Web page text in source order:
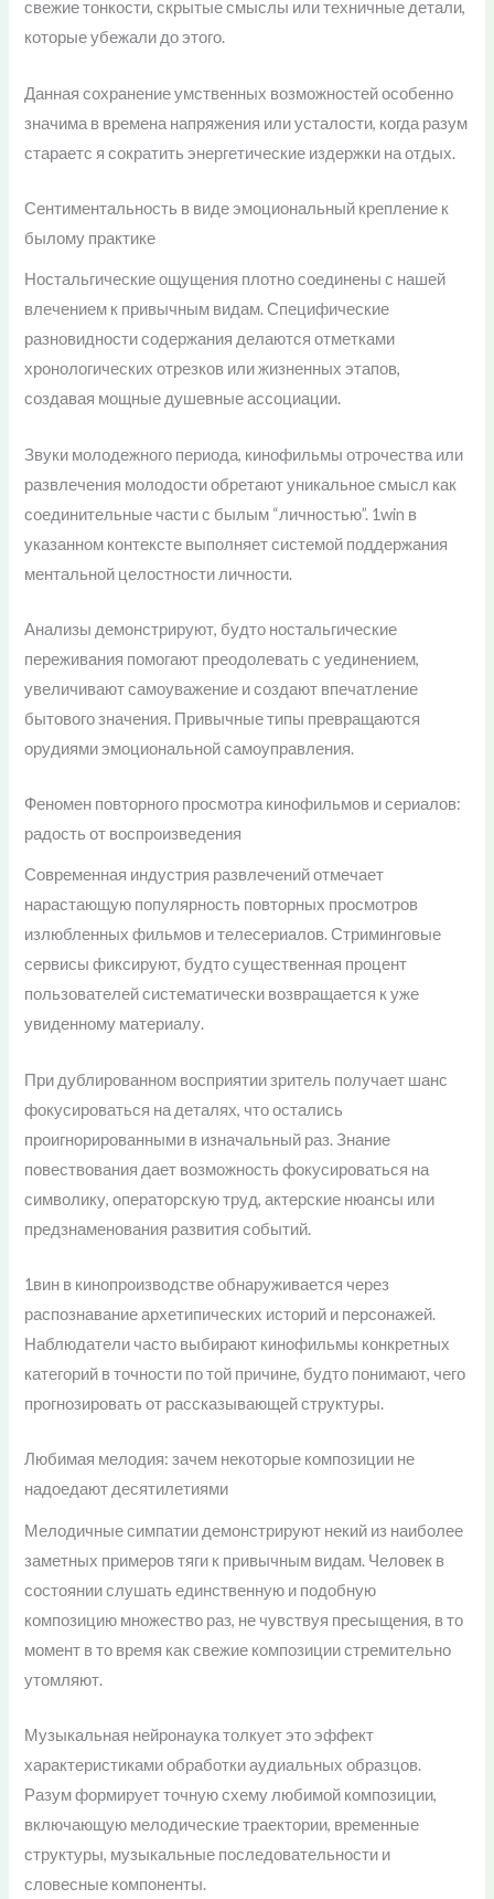
свежие тонкости, скрытые смыслы или техничные детали,
которые убежали до этого.
Данная сохранение умственных возможностей особенно
значима в времена напряжения или усталости, когда разум
стараетс я сократить энергетические издержки на отдых.
Сентиментальность в виде эмоциональный крепление к
былому практике
Ностальгические ощущения плотно соединены с нашей
влечением к привычным видам. Специфические
разновидности содержания делаются отметками
хронологических отрезков или жизненных этапов,
создавая мощные душевные ассоциации.
Звуки молодежного периода, кинофильмы отрочества или
развлечения молодости обретают уникальное смысл как
соединительные части с былым “личностью”. 1win в
указанном контексте выполняет системой поддержания
ментальной целостности личности.
Анализы демонстрируют, будто ностальгические
переживания помогают преодолевать с уединением,
увеличивают самоуважение и создают впечатление
бытового значения. Привычные типы превращаются
орудиями эмоциональной самоуправления.
Феномен повторного просмотра кинофильмов и сериалов:
радость от воспроизведения
Современная индустрия развлечений отмечает
нарастающую популярность повторных просмотров
излюбленных фильмов и телесериалов. Стриминговые
сервисы фиксируют, будто существенная процент
пользователей систематически возвращается к уже
увиденному материалу.
При дублированном восприятии зритель получает шанс
фокусироваться на деталях, что остались
проигнорированными в изначальный раз. Знание
повествования дает возможность фокусироваться на
символику, операторскую труд, актерские нюансы или
предзнаменования развития событий.
1вин в кинопроизводстве обнаруживается через
распознавание архетипических историй и персонажей.
Наблюдатели часто выбирают кинофильмы конкретных
категорий в точности по той причине, будто понимают, чего
прогнозировать от рассказывающей структуры.
Любимая мелодия: зачем некоторые композиции не
надоедают десятилетиями
Мелодичные симпатии демонстрируют некий из наиболее
заметных примеров тяги к привычным видам. Человек в
состоянии слушать единственную и подобную
композицию множество раз, не чувствуя пресыщения, в то
момент в то время как свежие композиции стремительно
утомляют.
Музыкальная нейронаука толкует это эффект
характеристиками обработки аудиальных образцов.
Разум формирует точную схему любимой композиции,
включающую мелодические траектории, временные
структуры, музыкальные последовательности и
словесные компоненты.